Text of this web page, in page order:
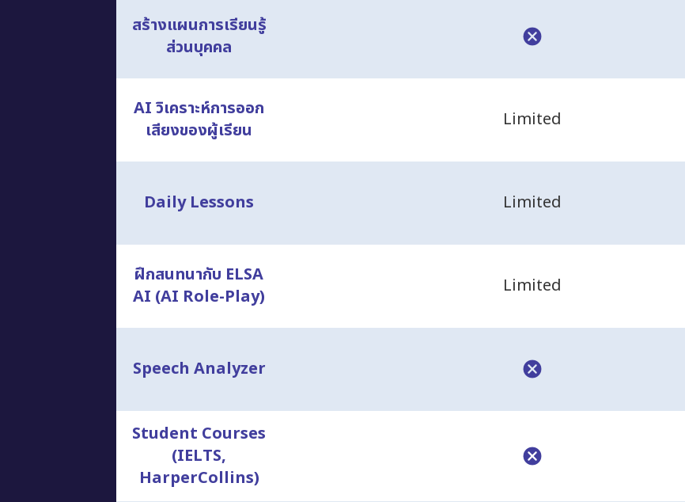
สร้างแผนการเรียนรู้
ส่วนบุคคล
AI วิเคราะห์การออก
เสียงของผู้เรียน
Limited
Daily Lessons Limited
ฝึกสนทนากับ ELSA
AI (AI Role-Play)
Limited
Speech Analyzer
Student Courses
(IELTS,
HarperCollins)